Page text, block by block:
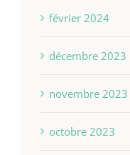
février 2024
décembre 2023
novembre 2023
octobre 2023